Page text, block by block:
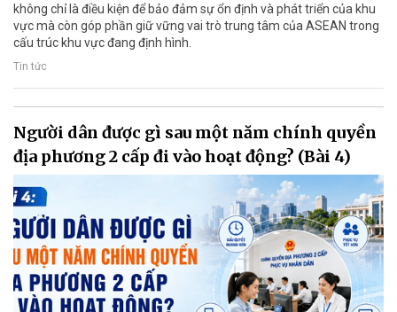
không chỉ là điều kiện để bảo đảm sự ổn định và phát triển của khu
vực mà còn góp phần giữ vững vai trò trung tâm của ASEAN trong
cấu trúc khu vực đang định hình.
Tin tức
Người dân được gì sau một năm chính quyền
địa phương 2 cấp đi vào hoạt động? (Bài 4)